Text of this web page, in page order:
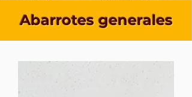
Abarrotes generales